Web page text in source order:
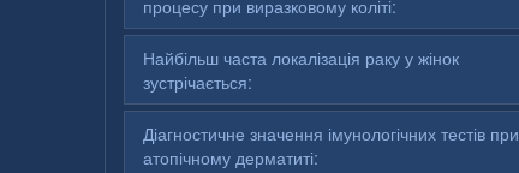
процесу при виразковому коліті:
Найбільш часта локалізація раку у жінок
зустрічається:
Діагностичне значення імунологічних тестів при
атопічному дерматиті: